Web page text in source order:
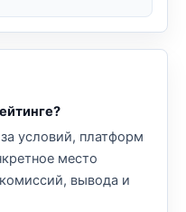
условий, платформ
место
вывода и